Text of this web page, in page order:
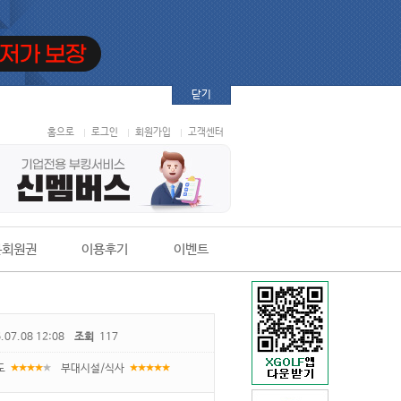
닫기
홈으로 로그인 회원가입 고객센터
원권 이용후기 이벤트
12:08 조회 117
부대시설/식사